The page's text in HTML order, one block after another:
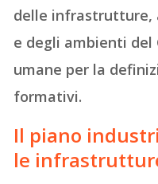
delle infrastrutture,
e degli ambienti del
umane per la
formativi.
Il piano
le